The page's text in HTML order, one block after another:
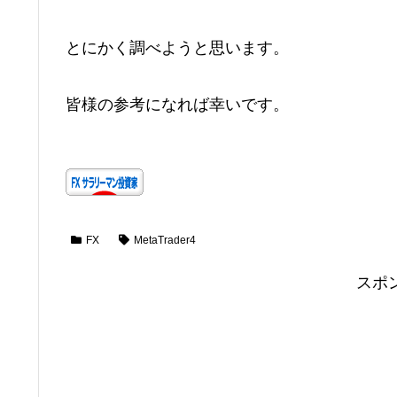
とにかく調べようと思います。
皆様の参考になれば幸いです。
FX MetaTrader4
スポ